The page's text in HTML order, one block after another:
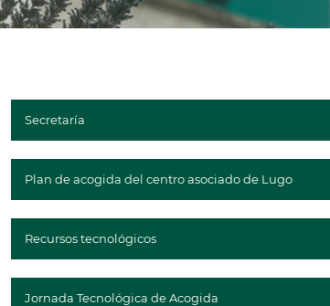
Secretaría
Plan de acogida del centro asociado de Lugo
Recursos tecnológicos
Jornada Tecnológica de Acogida